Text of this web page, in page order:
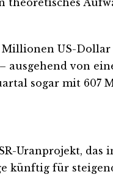
US-
von
sogar mit 607
Uranprojekt, das
künftig für